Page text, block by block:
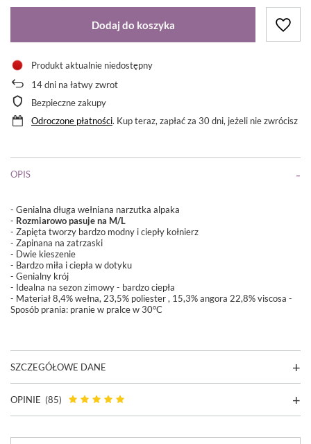
Dodaj do koszyka
Produkt aktualnie niedostępny
14dni na łatwy zwrot
Bezpieczne zakupy
Odroczone płatności. Kup teraz, zapłać za 30 dni, jeżeli nie zwrócisz
OPIS
- Genialna długa wełniana narzutka alpaka
- Rozmiarowo pasuje na M/L
- Zapięta tworzy bardzo modny i ciepły kołnierz
- Zapinana na zatrzaski
- Dwie kieszenie
- Bardzo miła i ciepła w dotyku
- Genialny krój
- Idealna na sezon zimowy - bardzo ciepła
- Materiał8,4% wełna, 23,5% poliester , 15,3% angora 22,8% viscosa -
Sposób prania: pranie w pralce w 30°C
SZCZEGÓŁOWE DANE
OPINIE (85)